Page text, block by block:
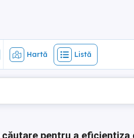
Hartă Listă
pentru a eficientiza